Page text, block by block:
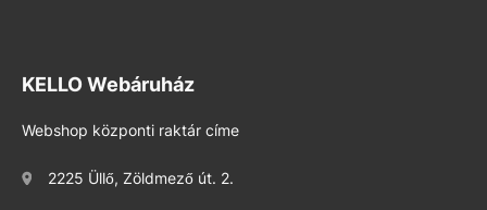
KELLO Webáruház
Webshop központi raktár címe
2225 Üllő, Zöldmező út. 2.